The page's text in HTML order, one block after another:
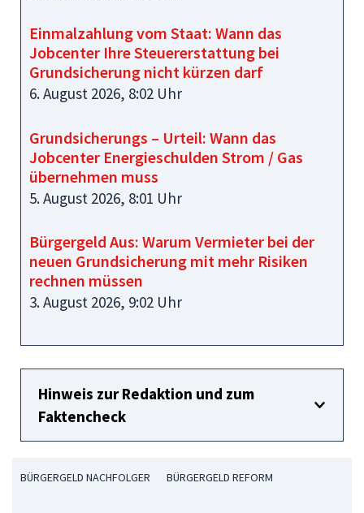
Einmalzahlung vom Staat: Wann das
Jobcenter Ihre Steuererstattung bei
Grundsicherung nicht kürzen darf
6. August 2026, 8:02 Uhr
Grundsicherungs – Urteil: Wann das
Jobcenter Energieschulden Strom / Gas
übernehmen muss
5. August 2026, 8:01 Uhr
Bürgergeld Aus: Warum Vermieter bei der
neuen Grundsicherung mit mehr Risiken
rechnen müssen
3. August 2026, 9:02 Uhr
Hinweis zur Redaktion und zum
Faktencheck
BÜRGERGELD NACHFOLGER BÜRGERGELD REFORM